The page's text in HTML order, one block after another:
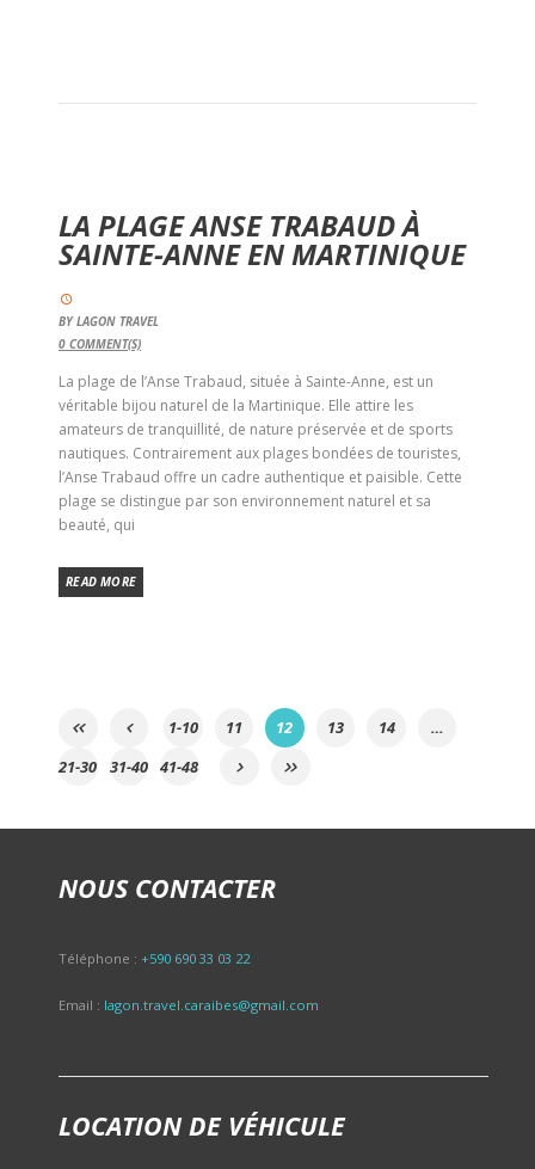
LA PLAGE ANSE TRABAUD À
SAINTE-ANNE EN MARTINIQUE
BYLAGON TRAVEL
0 COMMENT(S)
La plage de l’Anse Trabaud, située à Sainte-Anne, est un
véritable bijou naturel de la Martinique. Elle attire les
amateurs de tranquillité, de nature préservée et de sports
nautiques. Contrairement aux plages bondées de touristes,
l’Anse Trabaud offre un cadre authentique et paisible. Cette
plage se distingue par son environnement naturel et sa
beauté, qui
READ MORE
1-10 11 12 13 14
…
21-30
31-40 41-48
NOUS CONTACTER
Téléphone : +590 690 33 03 22
Email : lagon.travel.caraibes@gmail.com
LOCATION DE VÉHICULE